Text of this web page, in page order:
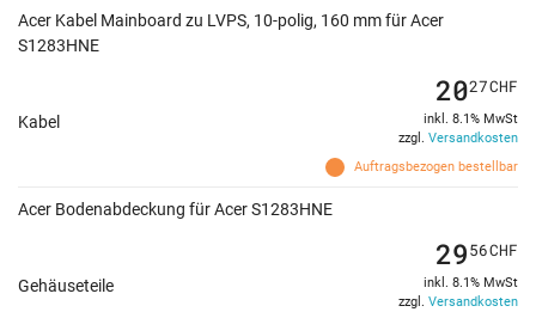
Acer Kabel Mainboard zu LVPS, 10-polig, 160 mm für Acer
S1283HNE
Kabel
Auftragsbezogen bestellbar
2027CHF
inkl. 8.1% MwSt
zzgl. Versandkosten
Acer Bodenabdeckung für Acer S1283HNE
Gehäuseteile
2956CHF
inkl. 8.1% MwSt
zzgl. Versandkosten